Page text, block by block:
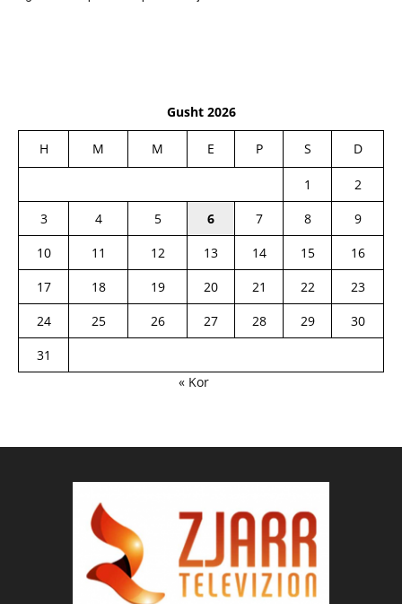
Gusht 2026
H M M E P S D
1
2
3
4 5 6 7 8
9
10
11 12 13 14 15
16
17
18 19 20 21 22
23
24
25 26 27 28 29
30
31
« Kor